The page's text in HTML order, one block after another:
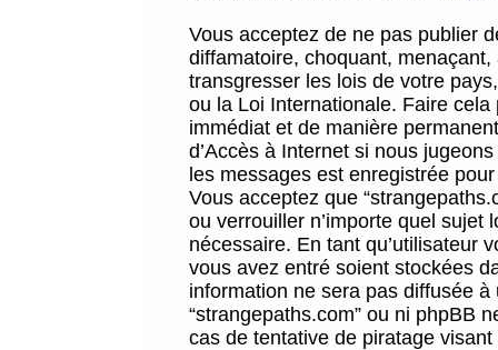
Vous acceptez de ne pas publier
diffamatoire, choquant,
transgresser les lois de votre
ou la Loi Internationale. Faire
immédiat et de manière
d’Accès à Internet si nous
les messages est enregistrée
Vous acceptez que
ou verrouiller n’importe quel sujet
nécessaire. En tant qu’utilisateur
vous avez entré soient stockées
information ne sera pas diffusée
“strangepaths.com” ou ni phpBB
cas de tentative de piratage